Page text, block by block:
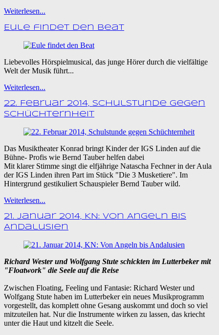
Weiterlesen...
Eule findet den Beat
Liebevolles Hörspielmusical, das junge Hörer durch die vielfältige
Welt der Musik führt...
Weiterlesen...
22. Februar 2014, Schulstunde gegen
Schüchternheit
Das Musiktheater Konrad bringt Kinder der IGS Linden auf die
Bühne- Profis wie Bernd Tauber helfen dabei
Mit klarer Stimme singt die elfjährige Natascha Fechner in der Aula
der IGS Linden ihren Part im Stück "Die 3 Musketiere". Im
Hintergrund gestikuliert Schauspieler Bernd Tauber wild.
Weiterlesen...
21. Januar 2014, KN: Von Angeln bis
Andalusien
Richard Wester und Wolfgang Stute schickten im Lutterbeker mit
"Floatwork" die Seele auf die Reise
Zwischen Floating, Feeling und Fantasie: Richard Wester und
Wolfgang Stute haben im Lutterbeker ein neues Musikprogramm
vorgestellt, das komplett ohne Gesang auskommt und doch so viel
mitzuteilen hat. Nur die Instrumente wirken zu lassen, das kriecht
unter die Haut und kitzelt die Seele.